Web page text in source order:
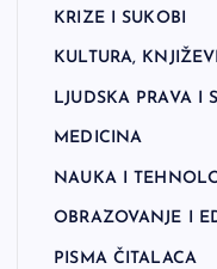
KRIZE I SUKOBI
KULTURA,
LJUDSKA PRAVA I
MEDICINA
NAUKA I
OBRAZOVANJE I
PISMA ČITALACA